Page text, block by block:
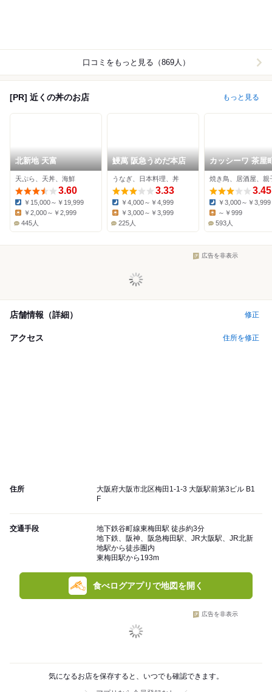
口コミをもっと見る（869人）
[PR] 近くの丼のお店 もっと見る
北新地 天富
天ぷら、天丼、海鮮
3.60
Dinner:
￥15,000～￥19,999
￥2,000～￥2,999
445人
鰻萬 阪急うめだ本店
うなぎ、日本料理、丼
3.33
Dinner:
￥4,000～￥4,999
￥3,000～￥3,999
225人
カッシーワ 茶屋
焼き鳥、居酒屋、親
3.45
Dinner:
￥3,000～￥3,999
～￥999
593人
広告を非表示
店舗情報（詳細） 修正
アクセス 住所を修正
住所
大阪府大阪市北区梅田1-1-3 大阪駅前第3ビル B1
F
交通手段
地下鉄谷町線東梅田駅 徒歩約3分
地下鉄、阪神、阪急梅田駅、JR大阪駅、JR北新
地駅から徒歩圏内
東梅田駅から193m
食べログアプリで地図を開く
広告を非表示
気になるお店を保存すると、いつでも確認できます。